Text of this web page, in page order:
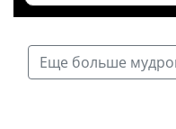
Еще больше